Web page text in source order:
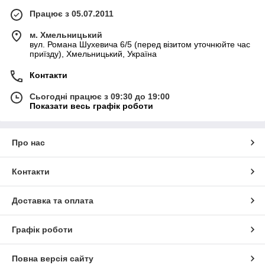
Працює з 05.07.2011
м. Хмельницький
вул. Романа Шухевича 6/5 (перед візитом уточнюйте час
приїзду), Хмельницький, Україна
Контакти
Сьогодні працює з 09:30 до 19:00
Показати весь графік роботи
Про нас
Контакти
Доставка та оплата
Графік роботи
Повна версія сайту